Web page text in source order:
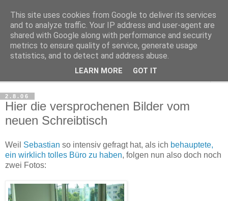
Haltungsturnen
Niveau sieht nur von unten aus wie Arroganz.
2.8.06
Hier die versprochenen Bilder vom
neuen Schreibtisch
Weil Sebastian so intensiv gefragt hat, als ich behauptete,
ein wirklich tolles Büro zu haben, folgen nun also doch noch
zwei Fotos:
This site uses cookies from Google to deliver its services
and to analyze traffic. Your IP address and user-agent are
shared with Google along with performance and security
metrics to ensure quality of service, generate usage
statistics, and to detect and address abuse.
LEARN MORE GOT IT